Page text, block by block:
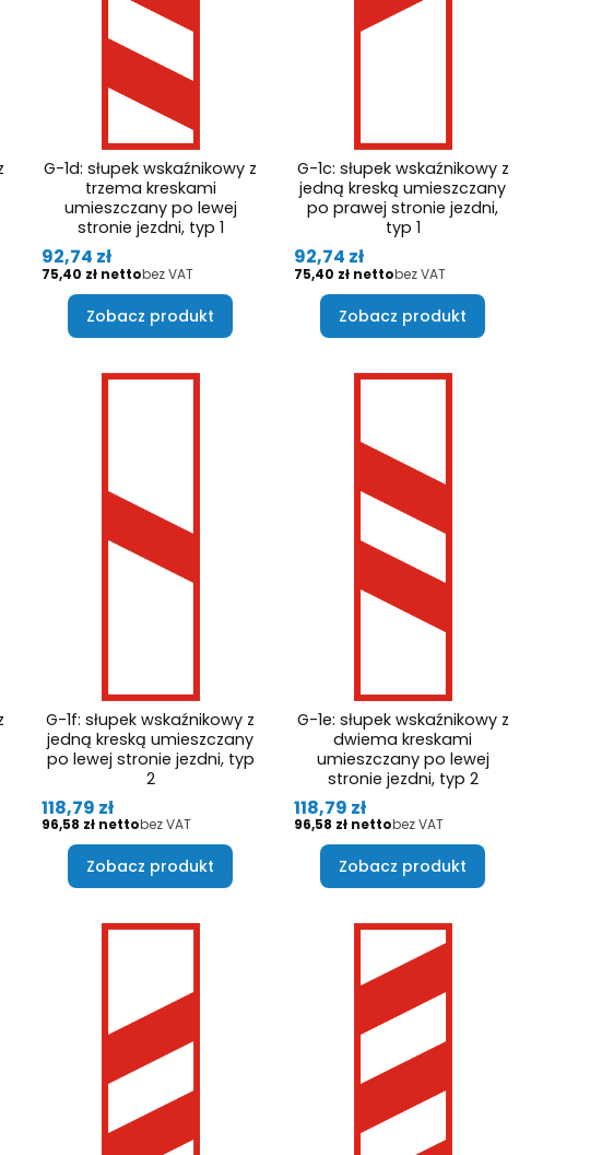
G-1d: słupek wskaźnikowy z
trzema kreskami
umieszczany po lewej
stronie jezdni, typ 1
Cena
92,74 zł
Cena
75,40 zł bez VAT
Zobacz produkt
G-1c: słupek wskaźnikowy z
jedną kreską umieszczany
po prawej stronie jezdni,
typ 1
Cena
92,74 zł
Cena
75,40 zł bez VAT
Zobacz produkt
G-1f: słupek wskaźnikowy z
jedną kreską umieszczany
po lewej stronie jezdni, typ
2
Cena
118,79 zł
Cena
96,58 zł bez VAT
Zobacz produkt
G-1e: słupek wskaźnikowy z
dwiema kreskami
umieszczany po lewej
stronie jezdni, typ 2
Cena
118,79 zł
Cena
96,58 zł bez VAT
Zobacz produkt